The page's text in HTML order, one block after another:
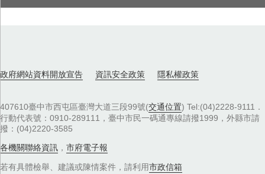
政府網站資料開放宣告 資訊安全政策 隱私權政策
407610臺中市西屯區臺灣大道三段99號(交通位置) Tel:(04)2228-9111．
行動代表號：0910-289111，臺中市民一碼通專線請撥1999，外縣市請
撥：(04)2220-3585
各機關聯絡資訊 ， 市府電子報
若有具體檢舉、建議或陳情案件，請利用市政信箱